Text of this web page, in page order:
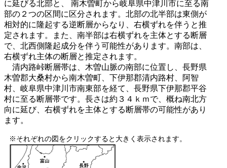
に延びる北部と、 南木曽町から岐阜県中津川市に至る南
部の２つの区間に区分されます。北部の北半部は東側が
相対的に隆起する逆断層からなり、右横ずれを伴うと推
定されます。また、南半部は右横ずれを主体とする断層
で、北西側隆起成分を伴う可能性があります。南部は、
右横ずれ主体の断層と推定されます。
清内路峠断層帯は、木曽山脈の南部に位置し、長野県
木曽郡大桑村から南木曽町、下伊那郡清内路村、阿智
村、岐阜県中津川市南東部を経て、長野県下伊那郡平谷
村に至る断層帯です。長さは約３４ｋｍで、概ね南北方
向に延び、右横ずれを主体とする断層帯の可能性があり
ます。
※それぞれの図をクリックすると大きく表示されます。